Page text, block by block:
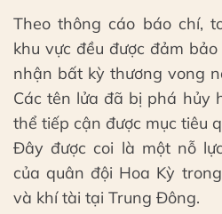
Theo thông cáo báo chí,
khu vực đều được đảm
nhận bất kỳ thương vong
Các tên lửa đã bị phá hủy
thể tiếp cận được mục tiêu
Đây được coi là một nỗ
của quân đội Hoa Kỳ
và khí tài tại Trung Đông.